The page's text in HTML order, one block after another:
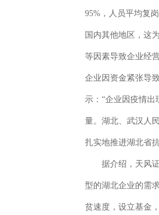
95%，人员平均复
国内其他地区，这
等因素导致企业经
企业因资金紧张导
示：“企业因疫情
量。湖北、武汉人
扎实地推进湖北省
据介绍，天风
型的湖北企业的需
贫速度，设立基金